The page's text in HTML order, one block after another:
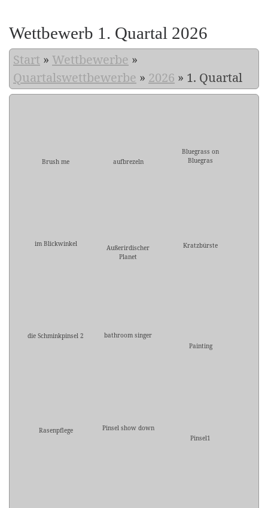
Wettbewerb 1. Quartal 2026
Start » Wettbewerbe »
Quartalswettbewerbe » 2026 » 1. Quartal
Brush me aufbrezeln
Bluegrass on
Bluegras
im Blickwinkel
Außerirdischer
Planet
Kratzbürste
die Schminkpinsel 2
bathroom singer
Painting
Rasenpflege
Pinsel show down
Pinsel1